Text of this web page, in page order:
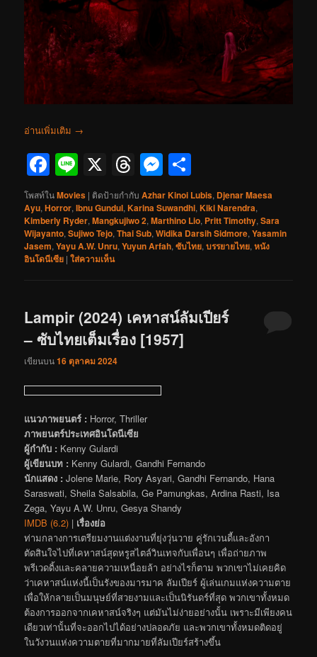
อ่านเพิ่มเติม →
Facebook
Line
X Threads
Messenger
โพสท์ในMovies | ติดป้ายกำกับ Azhar Kinoi Lubis, Djenar Maesa
Ayu,Horror,Ibnu Gundul,Karina Suwandhi,Kiki Narendra,
Kimberly Ryder,Mangkujiwo 2,Marthino Lio, Pritt Timothy,Sara
Wijayanto,Sujiwo Tejo,Thai Sub,Widika Darsih Sidmore,Yasamin
Jasem,Yayu A.W. Unru,Yuyun Arfah,ซับไทย,บรรยายไทย,หนัง
อินโดนีเซีย |ใส่ความเห็น
Lampir (2024) เคหาสน์ลัมเปียร์
– ซับไทยเต็มเรื่อง [1957]
เขียนบน16 ตุลาคม 2024
แนวภาพยนตร์ : Horror, Thriller
ภาพยนตร์ประเทศอินโดนีเซีย
ผู้กำกับ : Kenny Gulardi
ผู้เขียนบท : Kenny Gulardi, Gandhi Fernando
นักแสดง : Jolene Marie, Rory Asyari, Gandhi Fernando, Hana
Saraswati, Sheila Salsabila, Ge Pamungkas, Ardina Rasti, Isa
Zega, Yayu A.W. Unru, Gesya Shandy
IMDB (6.2) | เรื่องย่อ
ท่ามกลางการเตรียมงานแต่งงานที่ยุ่งวุ่นวาย คู่รักเวนดี้และอังกา
ตัดสินใจไปที่เคหาสน์สุดหรูสไตล์วินเทจกับเพื่อนๆ เพื่อถ่ายภาพ
พรีเวดดิ้งและคลายความเหนื่อยล้า อย่างไรก็ตาม พวกเขาไม่เคยคิด
ว่าเคหาสน์แห่งนี้เป็นรังของมารมาค ลัมเปียร์ ผู้เล่นเกมแห่งความตาย
เพื่อให้กลายเป็นมนุษย์ที่สวยงามและเป็นนิรันดร์ที่สุด พวกเขาทั้งหมด
ต้องการออกจากเคหาสน์จริงๆ แต่มันไม่ง่ายอย่างนั้น เพราะมีเพียงคน
เดียวเท่านั้นที่จะออกไปได้อย่างปลอดภัย และพวกเขาทั้งหมดติดอยู่
ในวังวนแห่งความตายที่มากมายที่ลัมเปียร์สร้างขึ้น